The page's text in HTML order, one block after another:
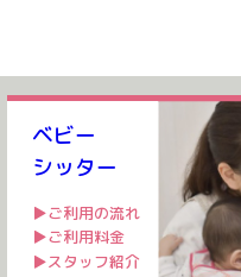
ベビー
シッター
▶ご利用の流れ
▶ご利用料金
▶スタッフ紹介